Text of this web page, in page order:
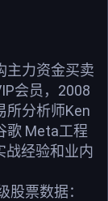
主力资金买卖
会员，2008
所分析师Ken
歌 Meta工程
战经验和业内
股票数据：